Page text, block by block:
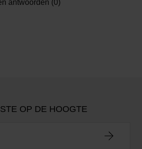
antwoorden (0)
OP DE HOOGTE